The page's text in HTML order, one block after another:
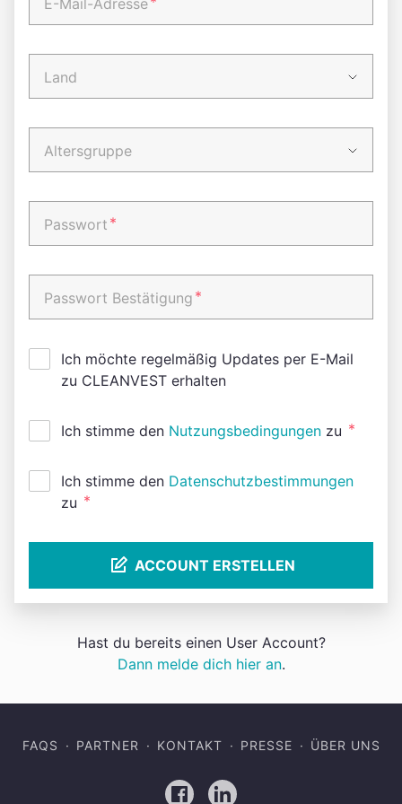
E-Mail-Adresse
Land
Altersgruppe
Passwort *
Passwort Bestätigung *
Ich möchte regelmäßig Updates per E-Mail
zu CLEANVEST erhalten
Ich stimme den Nutzungsbedingungen zu *
Ich stimme den Datenschutzbestimmungen
zu *
ACCOUNT ERSTELLEN
Hast du bereits einen User Account?
Dann melde dich hier an.
FAQS PARTNER KONTAKT PRESSE ÜBER UNS